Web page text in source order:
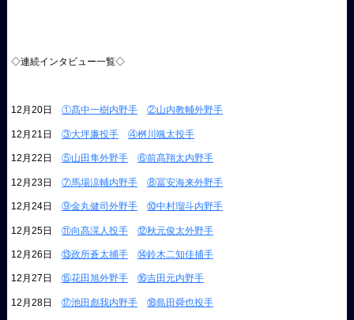
◇連続インタビュー一覧◇
12月20日 ①髙中一樹内野手 ②山内教輔外野手
12月21日 ③大坪廉投手 ④桝川颯太投手
12月22日 ⑤山田隼外野手 ⑥前髙翔太内野手
12月23日 ⑦馬場涼輔内野手 ⑧冨安海来外野手
12月24日 ⑨金丸健司外野手 ⑩中村瑠斗内野手
12月25日 ⑪向髙滉人投手 ⑫秋元俊太外野手
12月26日 ⑬政所蒼太捕手 ⑭鈴木二知佳捕手
12月27日 ⑮花田旭外野手 ⑯吉田元内野手
12月28日 ⑰池田彪我内野手 ⑱島田舜也投手